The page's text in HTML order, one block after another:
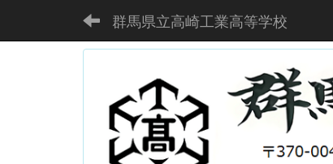
群馬県立高崎工業高等学校